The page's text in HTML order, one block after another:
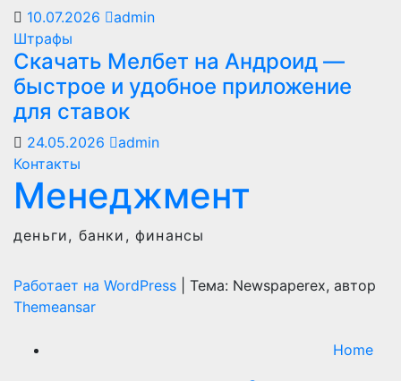
10.07.2026
admin
Штрафы
Скачать Мелбет на Андроид —
быстрое и удобное приложение
для ставок
24.05.2026
admin
Контакты
Менеджмент
деньги, банки, финансы
Работает на WordPress
Тема: Newspaperex, автор
Themeansar
Home